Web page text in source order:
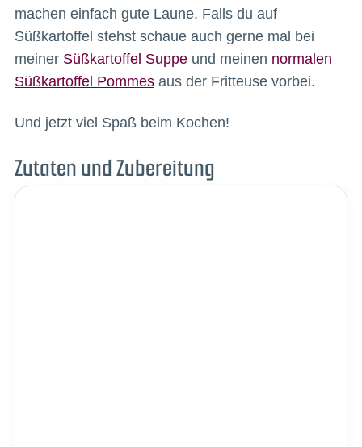
machen einfach gute Laune. Falls du auf
Süßkartoffel stehst schaue auch gerne mal bei
meiner Süßkartoffel Suppeund meinen normalen
Süßkartoffel Pommesaus der Fritteuse vorbei.
Und jetzt viel Spaß beim Kochen!
Zutaten und Zubereitung